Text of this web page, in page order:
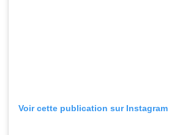
Voir cette publication sur Instagram